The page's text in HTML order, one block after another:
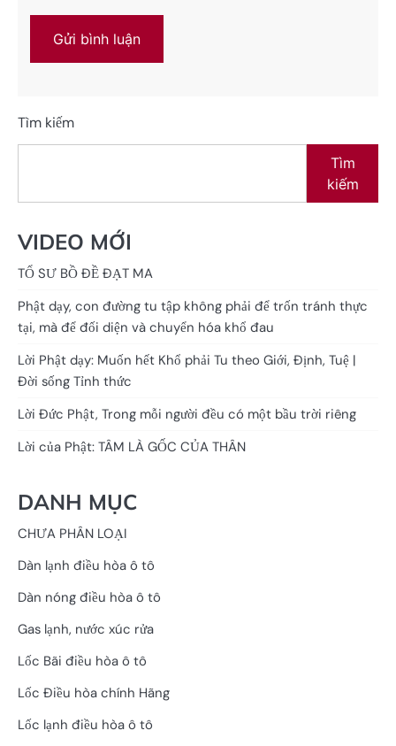
Tìm kiếm
Tìm
kiếm
VIDEO MỚI
TỔ SƯ BỒ ĐỀ ĐẠT MA
Phật dạy, con đường tu tập không phải để trốn tránh thực
tại, mà để đối diện và chuyển hóa khổ đau
Lời Phật dạy: Muốn hết Khổ phải Tu theo Giới, Định, Tuệ |
Đời sống Tỉnh thức
Lời Đức Phật, Trong mỗi người đều có một bầu trời riêng
Lời của Phật: TÂM LÀ GỐC CỦA THÂN
DANH MỤC
CHƯA PHÂN LOẠI
Dàn lạnh điều hòa ô tô
Dàn nóng điều hòa ô tô
Gas lạnh, nước xúc rửa
Lốc Bãi điều hòa ô tô
Lốc Điều hòa chính Hãng
Lốc lạnh điều hòa ô tô